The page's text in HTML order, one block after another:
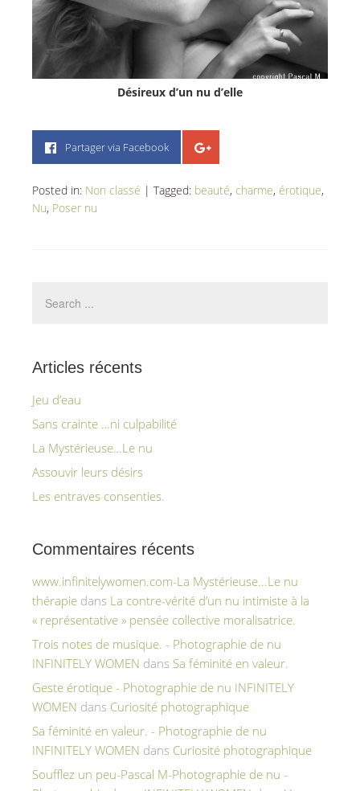
Désireux d’un nu d’elle
Partager via Facebook
Posted in: Non classé | Tagged: beauté, charme, érotique,
Nu, Poser nu
Articles récents
Jeu d’eau
Sans crainte …ni culpabilité
La Mystérieuse…Le nu
Assouvir leurs désirs
Les entraves consenties.
Commentaires récents
www.infinitelywomen.com-La Mystérieuse...Le nu
thérapie dans La contre-vérité d’un nu intimiste à la
« représentative » pensée collective moralisatrice.
Trois notes de musique. - Photographie de nu
INFINITELY WOMEN dans Sa féminité en valeur.
Geste érotique - Photographie de nu INFINITELY
WOMEN dans Curiosité photographique
Sa féminité en valeur. - Photographie de nu
INFINITELY WOMEN dans Curiosité photographique
Soufflez un peu-Pascal M-Photographie de nu -